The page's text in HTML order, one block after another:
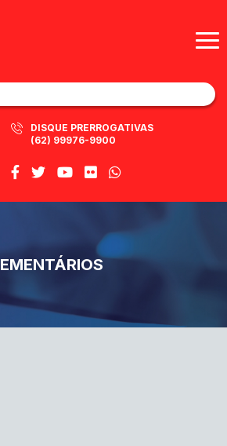
DISQUE PRERROGATIVAS
(62) 99976-9900
EMENTÁRIOS